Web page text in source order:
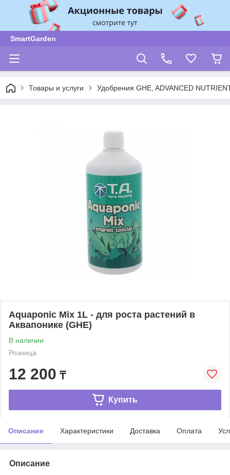
SmartGarden
Товары и услуги Удобрения GHE, ADVANCED
Aquaponic Mix 1L - для роста растений в
Аквапонике (GHE)
В наличии
Розница
12 200 ₸
Купить
Описание Характеристики Доставка Оплата
Описание